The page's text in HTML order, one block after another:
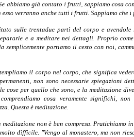
abbiamo già contato i frutti, sappiamo cosa
esso verranno anche tutti i frutti. Sappiamo
sulle trentadue parti del corpo e
e a meditare nei dettagli. Proprio
semplicemente portiamo il cesto con noi,
il corpo nel corpo, che significa
non sono necessarie spiegazioni
cose per quello che sono, e la meditazione
cosa veramente significhi,
Questa è meditazione.
meditazione non è ben compresa. Pratichiamo
difficile. "Vengo al monastero, ma non